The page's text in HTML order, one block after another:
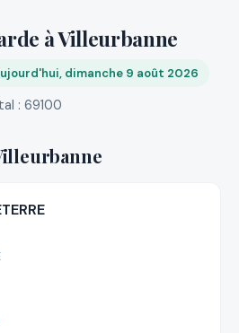
à Villeurbanne
dimanche 9 août 2026
: 69100